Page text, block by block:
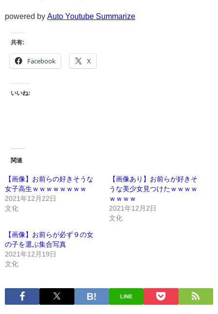
powered by Auto Youtube Summarize
共有:
Facebook X
いいね:
関連
【画像】お前らの好きそうな
女子高生ｗｗｗｗｗｗｗｗ
2021年12月22日
文化
【画像あり】お前らが好きそ
うな美少女見つけたｗｗｗｗ
ｗｗｗｗ
2021年12月2日
文化
【画像】お前らが必ず９の女
の子を選ぶ集合写真
2021年12月19日
文化
LINE